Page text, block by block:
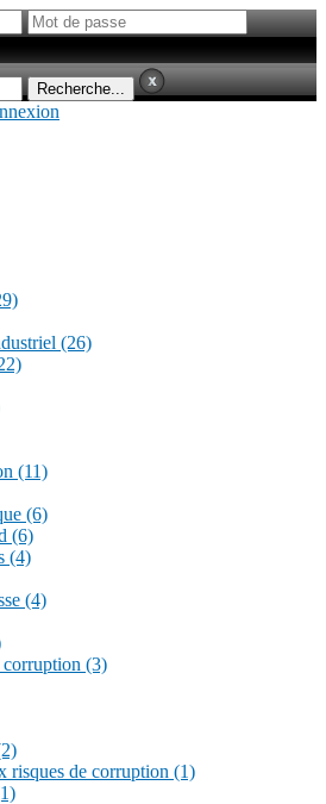
(26)
(11)
(6)
(6)
(4)
(4)
(3)
risques de corruption (1)